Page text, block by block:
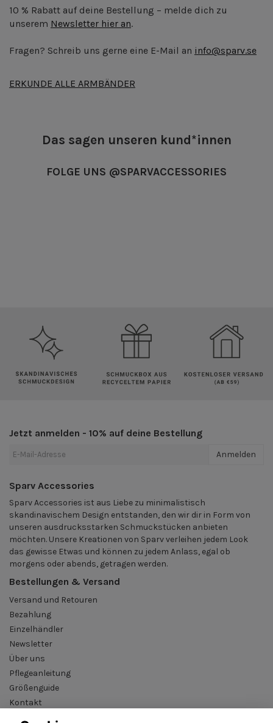
10 % Rabatt auf deine Bestellung – melde dich zu
unserem Newsletter hier an.
Fragen? Schreib uns gerne eine E-Mail an info@sparv.se
ERKUNDE ALLE ARMBÄNDER
Das sagen unseren kund*innen
FOLGE UNS @SPARVACCESSORIES
Jetzt anmelden - 10% auf deine Bestellung
Anmelden
Sparv Accessories
Sparv Accessories ist aus Liebe zu minimalistisch
skandinavischem Design entstanden, den wir dir in Form von
unseren ausdrucksstarken Schmuckstücken anbieten
möchten. Unsere Kreationen von Sparv verleihen jedem Look
das gewisse Etwas und können zu jedem Anlass, egal ob
morgens oder abends, getragen werden.
Bestellungen & Versand
Versand und Retouren
Bezahlung
Einzelhändler
Newsletter
Über uns
Pflegeanleitung
Größenguide
Kontakt